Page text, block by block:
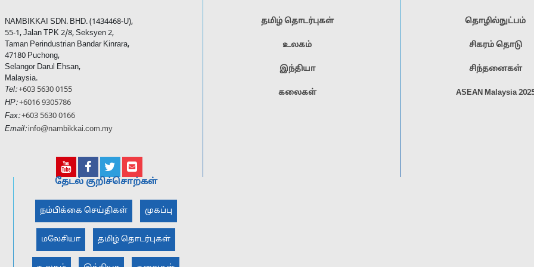
NAMBIKKAI SDN. BHD. (1434468-U),
55-1, Jalan TPK 2/8, Seksyen 2,
Taman Perindustrian Bandar Kinrara,
47180 Puchong,
Selangor Darul Ehsan,
Malaysia.
Tel:+603 5630 0155
HP:+6016 9305786
Fax:+603 5630 0166
Email: info@nambikkai.com.my
தமிழ் தொடர்புகள்
உலகம்
இந்தியா
கலைகள்
தொழில்நுட்பம்
சிகரம் தொடு
சிந்தனைகள்
ASEAN Malaysia
தேடல் குறிச்சொற்கள்
நம்பிக்கை செய்திகள் முகப்பு
மலேசியா தமிழ் தொடர்புகள்